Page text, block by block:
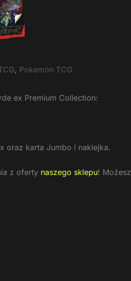
, Pokemon TCG
ex Premium Collection:
oraz karta Jumbo i naklejka.
z oferty naszego sklepu! Możesz